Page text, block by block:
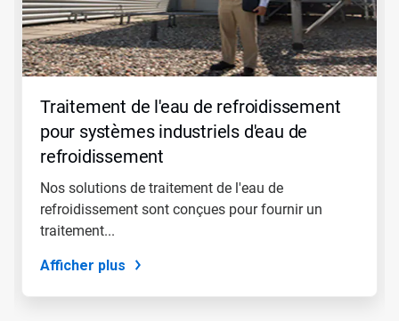
les
boutons
Suivant
et
Précédent
naviguer
sautez
diapositive
utilisant
points
navigation.
Traitement de l'eau de refroidissement
pour systèmes industriels d'eau de
refroidissement
Nos solutions de traitement de l'eau de
refroidissement sont conçues pour fournir un
traitement...
Afficher plus